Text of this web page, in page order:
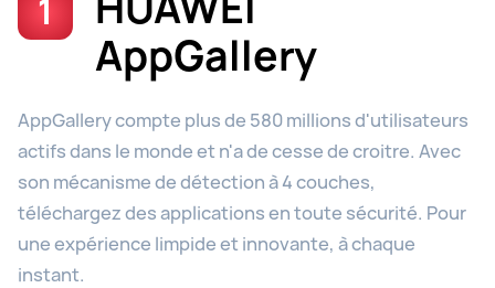
1
AppGallery
AppGallery compte plus de 580 millions d'utilisateurs
actifs dans le monde et n'a de cesse de croitre. Avec
son mécanisme de détection à 4 couches,
téléchargez des applications en toute sécurité. Pour
une expérience limpide et innovante, à chaque
instant.